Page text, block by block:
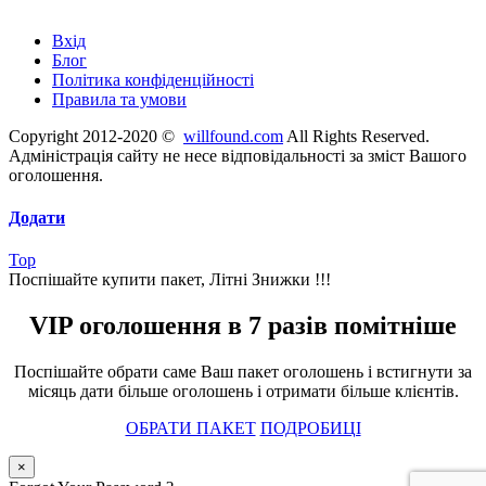
Вхід
Блог
Політика конфіденційності
Правила та умови
Copyright 2012-2020 © willfound.com All Rights Reserved.
Адміністрація сайту не несе відповідальності за зміст Вашого
оголошення.
Додати
Top
Поспішайте купити пакет, Літні Знижки !!!
VIP оголошення в 7 разів помітніше
Поспішайте обрати саме Ваш пакет оголошень і встигнути за
місяць дати більше оголошень і отримати більше клієнтів.
ОБРАТИ ПАКЕТ ПОДРОБИЦІ
×